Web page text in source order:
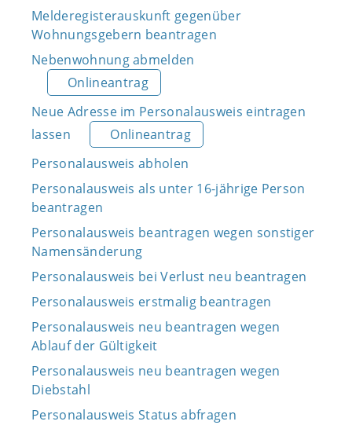
Melderegisterauskunft gegenüber
Wohnungsgebern beantragen
Nebenwohnung abmelden
Onlineantrag
Neue Adresse im Personalausweis eintragen
lassen
Onlineantrag
Personalausweis abholen
Personalausweis als unter 16-jährige Person
beantragen
Personalausweis beantragen wegen sonstiger
Namensänderung
Personalausweis bei Verlust neu beantragen
Personalausweis erstmalig beantragen
Personalausweis neu beantragen wegen
Ablauf der Gültigkeit
Personalausweis neu beantragen wegen
Diebstahl
Personalausweis Status abfragen